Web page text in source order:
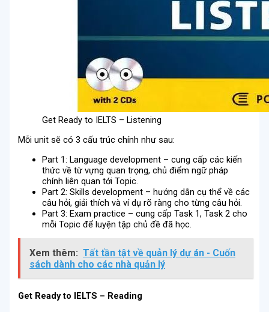
Get Ready to IELTS – Listening
Mỗi unit sẽ có 3 cấu trúc chính như sau:
Part 1: Language development – cung cấp các kiến
thức về từ vựng quan trọng, chủ điểm ngữ pháp
chính liên quan tới Topic.
Part 2: Skills development – hướng dẫn cụ thể về các
câu hỏi, giải thích và ví dụ rõ ràng cho từng câu hỏi.
Part 3: Exam practice – cung cấp Task 1, Task 2 cho
mỗi Topic để luyện tập chủ đề đã học.
Xem thêm: Tất tần tật về quản lý dự án - Cuốn
sách dành cho các nhà quản lý
Get Ready to IELTS – Reading